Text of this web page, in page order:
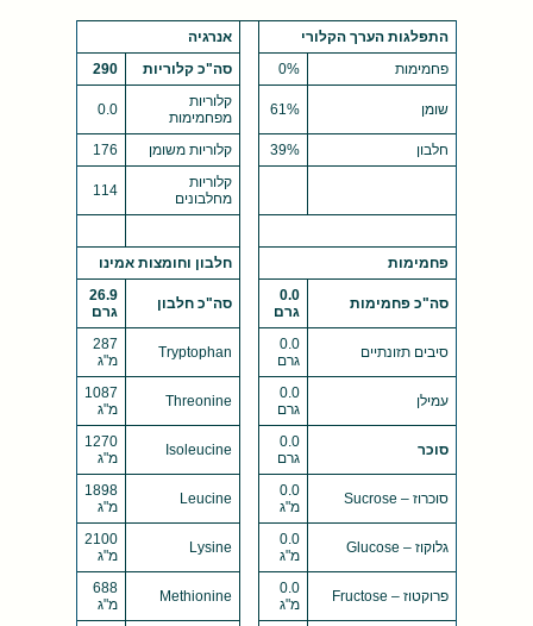
התפלגות הערך הקלורי
אנרגיה
פחמימות
0% סה"כ קלוריות 290
שומן 61%
קלוריות
מפחמימות
0.0
חלבון 39% קלוריות משומן
176
קלוריות
מחלבונים
114
פחמימות חלבון וחומצות אמינו
סה"כ פחמימות
0.0
גרם
סה"כ חלבון
26.9
גרם
סיבים תזונתיים
0.0
גרם
Tryptophan
287
מ"ג
עמילן
0.0
גרם
Threonine
1087
מ"ג
סוכר
0.0
גרם
Isoleucine
1270
מ"ג
סוכרוז – Sucrose
0.0
מ"ג
Leucine
1898
מ"ג
גלוקוז – Glucose
0.0
מ"ג
Lysine
2100
מ"ג
פרוקטוז – Fructose
0.0
מ"ג
Methionine
688
מ"ג